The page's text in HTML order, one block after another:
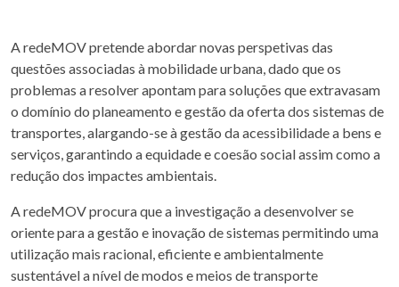
A redeMOV pretende abordar novas perspetivas das
questões associadas à mobilidade urbana, dado que os
problemas a resolver apontam para soluções que extravasam
o domínio do planeamento e gestão da oferta dos sistemas de
transportes, alargando-se à gestão da acessibilidade a bens e
serviços, garantindo a equidade e coesão social assim como a
redução dos impactes ambientais.
A redeMOV procura que a investigação a desenvolver se
oriente para a gestão e inovação de sistemas permitindo uma
utilização mais racional, eficiente e ambientalmente
sustentável a nível de modos e meios de transporte